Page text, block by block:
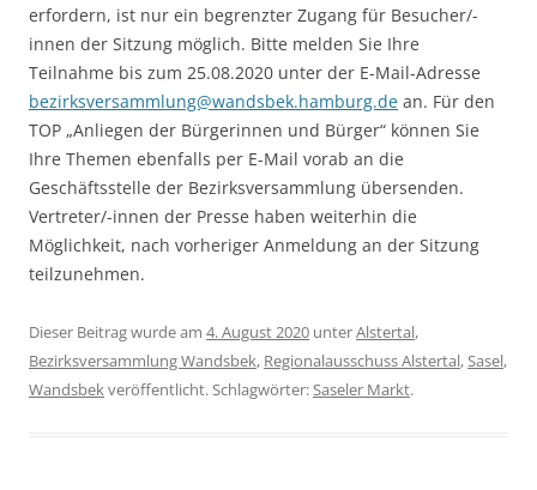
erfordern, ist nur ein begrenzter Zugang für Besucher/-
innen der Sitzung möglich. Bitte melden Sie Ihre
Teilnahme bis zum 25.08.2020 unter der E-Mail-Adresse
bezirksversammlung@wandsbek.hamburg.de an. Für den
TOP „Anliegen der Bürgerinnen und Bürger“ können Sie
Ihre Themen ebenfalls per E-Mail vorab an die
Geschäftsstelle der Bezirksversammlung übersenden.
Vertreter/-innen der Presse haben weiterhin die
Möglichkeit, nach vorheriger Anmeldung an der Sitzung
teilzunehmen.
Dieser Beitrag wurde am 4. August 2020 unterAlstertal,
Bezirksversammlung Wandsbek, Regionalausschuss Alstertal,Sasel,
Wandsbekveröffentlicht. Schlagwörter:Saseler Markt.